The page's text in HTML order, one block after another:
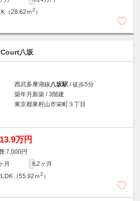
（28.62ｍ2 ）
八坂
西武多摩湖線八坂駅 / 徒歩5分
築年月新築 / 3階建
東京都東村山市栄町３丁目
万円
7,000円
月 礼2ヶ月
（55.92ｍ2 ）